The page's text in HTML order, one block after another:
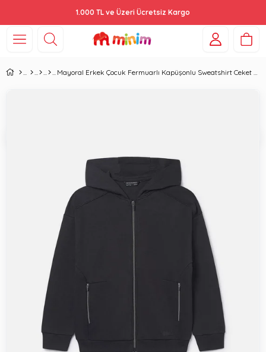
1.000 TL ve Üzeri Ücretsiz Kargo
Mayoral Erkek Çocuk Fermuarlı Kapüşonlu Sweatshirt Ceket Siyah 6417